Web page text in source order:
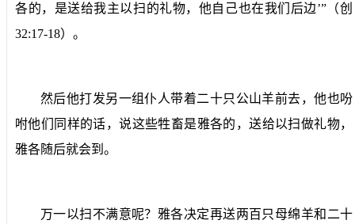
各的，是送给我主以扫的礼物，他自己也在我们后边’”（创
32:17-18）。
然后他打发另一组仆人带着二十只公山羊前去，他也吩
咐他们同样的话，说这些牲畜是雅各的，送给以扫做礼物，
雅各随后就会到。
万一以扫不满意呢？雅各决定再送两百只母绵羊和二十